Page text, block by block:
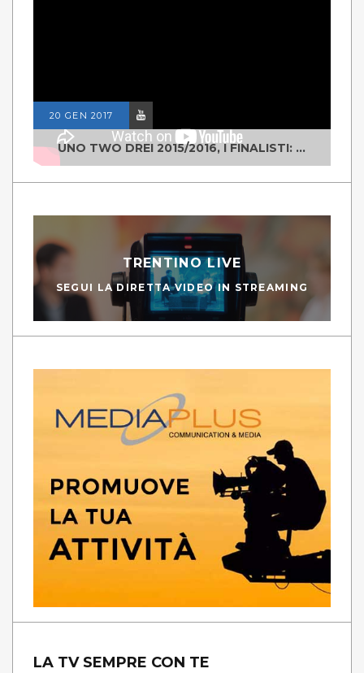
20 GEN 2017
UNO TWO DREI 2015/2016, I FINALISTI: CLASSE IV ALS ISTITUTO "DEGASPERI" BORGO VALSUGANA
TRENTINO LIVE
SEGUI LA DIRETTA VIDEO IN STREAMING
LA TV SEMPRE CON TE